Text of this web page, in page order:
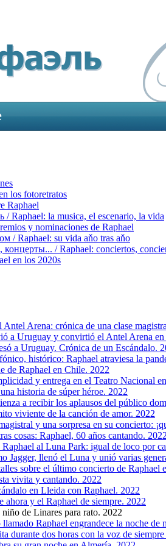
los fotoretratos
Raphael
Raphael: la musica, el escenario, la vida
y nominaciones de Raphael
/ Raphael: su vida aňo tras aňo
/ Raphael: conciertos,
en los 2020s
Antel Arena: crónica de una clase
a Uruguay y convirtió el Antel Arena en
a Uruguay. Crónica de un Escándalo.
histórico: Raphael atraviesa la
de Raphael en Chile. 2022
y entrega en el Teatro Nacional
historia de súper héroe. 2022
a recibir los aplausos del público
viviente de la canción de amor. 2022
y una sorpresa en su concierto:
cosas: Raphael, 60 años cantando. 2022
Raphael al Luna Park: igual de loco por
Jagger, llenó el Luna y unió varias
sobre el último concierto de Raphael
vivita y cantando. 2022
en Lleida con Raphael. 2022
ahora y el Raphael de siempre. 2022
de Linares para rato. 2022
Raphael engrandece la noche de
durante dos horas con la voz de